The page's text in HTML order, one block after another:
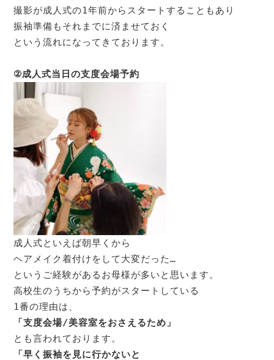
撮影が成人式の1年前からスタートすることもあり
振袖準備もそれまでに済ませておく
という流れになってきております。
成人式といえば朝早くから
ヘアメイク着付けをして大変だった…
というご経験があるお母様が多いと思います。
高校生のうちから予約がスタートしている
「早く振袖を見に行かないと